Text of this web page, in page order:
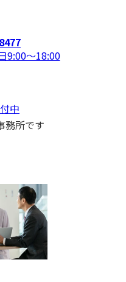
9:00〜18:00
中
務所です